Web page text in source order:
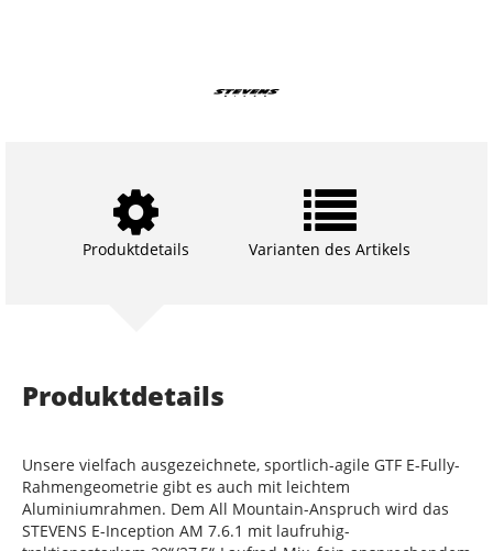
Produktdetails Varianten des Artikels
Produktdetails
Unsere vielfach ausgezeichnete, sportlich-agile GTF E-Fully-
Rahmengeometrie gibt es auch mit leichtem
Aluminiumrahmen. Dem All Mountain-Anspruch wird das
STEVENS E-Inception AM 7.6.1 mit laufruhig-